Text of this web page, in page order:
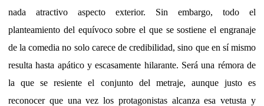
nada atractivo aspecto exterior. Sin embargo, todo el
planteamiento del equívoco sobre el que se sostiene el engranaje
de la comedia no solo carece de credibilidad, sino que en sí mismo
resulta hasta apático y escasamente hilarante. Será una rémora de
la que se resiente el conjunto del metraje, aunque justo es
reconocer que una vez los protagonistas alcanza esa vetusta y